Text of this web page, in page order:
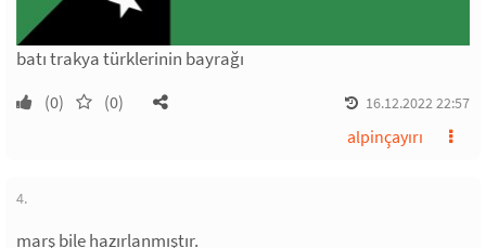
batı trakya türklerinin bayrağı
(0) (0) 16.12.2022 22:57
alpinçayırı
4.
marş bile hazırlanmıştır.